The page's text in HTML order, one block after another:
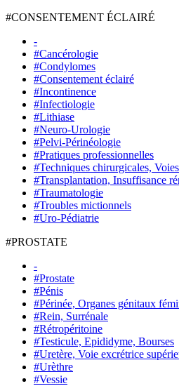
#CONSENTEMENT ÉCLAIRÉ
-
#Cancérologie
#Condylomes
#Consentement éclairé
#Incontinence
#Infectiologie
#Lithiase
#Neuro-Urologie
#Pelvi-Périnéologie
#Pratiques professionnelles
#Techniques chirurgicales,
#Transplantation, Insuffisance
#Traumatologie
#Troubles mictionnels
#Uro-Pédiatrie
#PROSTATE
-
#Prostate
#Pénis
#Périnée, Organes génitaux
#Rein, Surrénale
#Rétropéritoine
#Testicule, Epididyme, Bourses
#Uretère, Voie excrétrice
#Urèthre
#Vessie